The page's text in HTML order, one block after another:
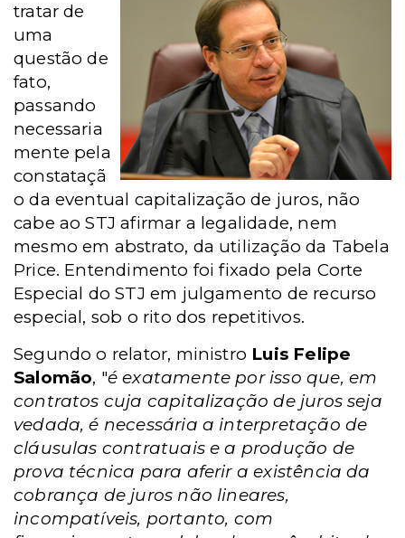
tratar de
uma
questão de
fato,
passando
necessaria
mente pela
constataçã
o da eventual capitalização de juros, não
cabe ao STJ afirmar a legalidade, nem
mesmo em abstrato, da utilização da Tabela
Price. Entendimento foi fixado pela Corte
Especial do STJ em julgamento de recurso
especial, sob o rito dos repetitivos.
Segundo o relator, ministro Luis Felipe
Salomão, "é exatamente por isso que, em
contratos cuja capitalização de juros seja
vedada, é necessária a interpretação de
cláusulas contratuais e a produção de
prova técnica para aferir a existência da
cobrança de juros não lineares,
incompatíveis, portanto, com